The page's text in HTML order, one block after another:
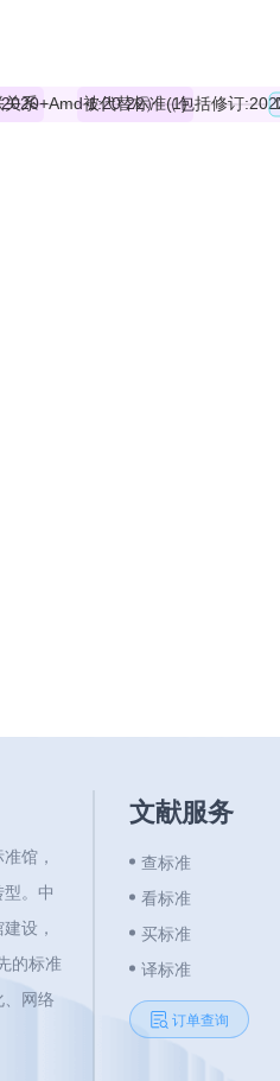
馆，
。中
设，
的标准
网络
文献服务
查标准
看标准
买标准
译标准
订单查询